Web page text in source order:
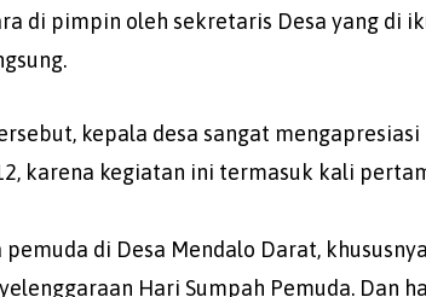
di pimpin oleh sekretaris Desa yang di
kepala desa sangat
karena kegiatan ini termasuk kali
di Desa Mendalo Darat,
Hari Sumpah Pemuda. Dan